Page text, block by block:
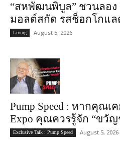
“สหพัฒนพิบูล” ชวนลอง
มอลต์สกัด รสช็อกโกแล
Living August 5, 2026
Pump Speed : หากคุณเ
Expo คุณควรรู้จัก “ขวั
Exclusive Talk : Pump Speed August 5, 2026